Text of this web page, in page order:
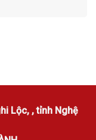
Lộc, , tỉnh Nghệ